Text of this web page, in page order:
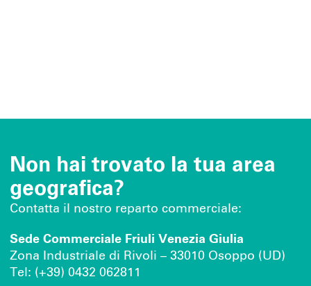
Non hai trovato la tua area
geografica?
Contatta il nostro reparto commerciale:
Sede Commerciale Friuli Venezia Giulia
Zona Industriale di Rivoli – 33010 Osoppo (UD)
Tel: (+39) 0432 062811